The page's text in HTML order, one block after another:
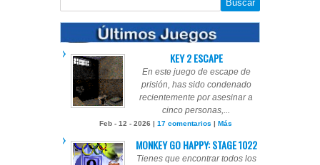
KEY 2 ESCAPE
En este juego de escape de
prisión, has sido condenado
recientemente por asesinar a
cinco personas,...
Feb - 12 - 2026 | 17 comentarios | Más
MONKEY GO HAPPY: STAGE 1022
Tienes que encontrar todos los